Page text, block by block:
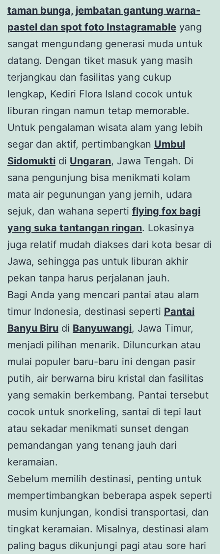
taman bunga, jembatan gantung warna-
pastel dan spot foto Instagramable yang
sangat mengundang generasi muda untuk
datang. Dengan tiket masuk yang masih
terjangkau dan fasilitas yang cukup
lengkap, Kediri Flora Island cocok untuk
liburan ringan namun tetap memorable.
Untuk pengalaman wisata alam yang lebih
segar dan aktif, pertimbangkan Umbul
Sidomukti di Ungaran, Jawa Tengah. Di
sana pengunjung bisa menikmati kolam
mata air pegunungan yang jernih, udara
sejuk, dan wahana seperti flying fox bagi
yang suka tantangan ringan. Lokasinya
juga relatif mudah diakses dari kota besar di
Jawa, sehingga pas untuk liburan akhir
pekan tanpa harus perjalanan jauh.
Bagi Anda yang mencari pantai atau alam
timur Indonesia, destinasi seperti Pantai
Banyu Biru di Banyuwangi, Jawa Timur,
menjadi pilihan menarik. Diluncurkan atau
mulai populer baru-baru ini dengan pasir
putih, air berwarna biru kristal dan fasilitas
yang semakin berkembang. Pantai tersebut
cocok untuk snorkeling, santai di tepi laut
atau sekadar menikmati sunset dengan
pemandangan yang tenang jauh dari
keramaian.
Sebelum memilih destinasi, penting untuk
mempertimbangkan beberapa aspek seperti
musim kunjungan, kondisi transportasi, dan
tingkat keramaian. Misalnya, destinasi alam
paling bagus dikunjungi pagi atau sore hari